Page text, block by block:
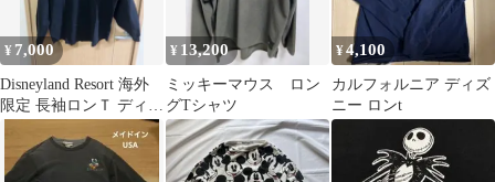
¥ 7,000
Disneyland Resort 海外
限定 長袖ロンＴ ディズ
¥ 13,200
ミッキーマウス ロン
グTシャツ
¥4,100
カルフォルニア ディズ
ニー ロンt